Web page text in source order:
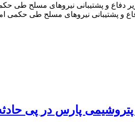
دفاع و پشتیبانی نیروهای مسلح طی
و پشتیبانی نیروهای مسلح طی حکمی
پتروشیمی پارس در پی